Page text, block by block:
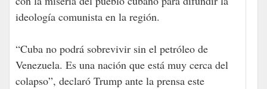
ideología comunista en la región.
“Cuba no podrá sobrevivir sin el petróleo de
Venezuela. Es una nación que está muy cerca del
colapso”, declaró Trump ante la prensa este